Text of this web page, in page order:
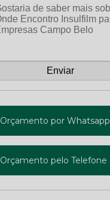
Orçamento por Whatsapp
Orçamento pelo Telefone